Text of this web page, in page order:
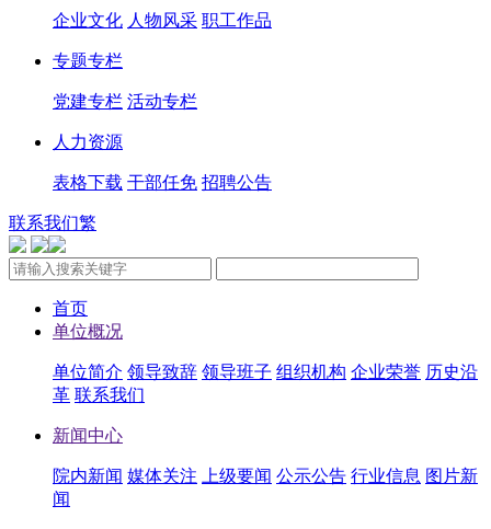
企业文化 人物风采 职工作品
专题专栏
党建专栏 活动专栏
人力资源
表格下载 干部任免 招聘公告
联系我们繁
首页
单位概况
单位简介 领导致辞 领导班子 组织机构 企业荣誉 历史沿
革 联系我们
新闻中心
院内新闻 媒体关注 上级要闻 公示公告 行业信息 图片新
闻